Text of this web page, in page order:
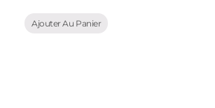
Ajouter Au Panier